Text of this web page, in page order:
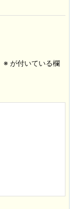
※ が付いている欄